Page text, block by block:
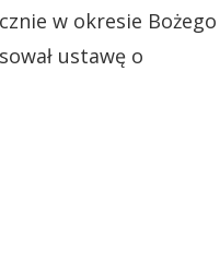
w okresie Bożego
ustawę o